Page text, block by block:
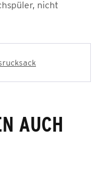
nicht
AUCH